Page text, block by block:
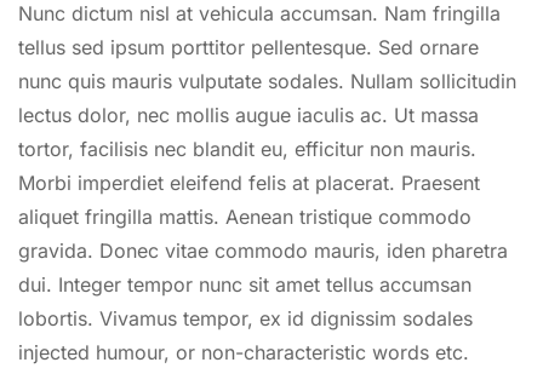
Nunc dictum nisl at vehicula accumsan. Nam fringilla
tellus sed ipsum porttitor pellentesque. Sed ornare
nunc quis mauris vulputate sodales. Nullam sollicitudin
lectus dolor, nec mollis augue iaculis ac. Ut massa
tortor, facilisis nec blandit eu, efficitur non mauris.
Morbi imperdiet eleifend felis at placerat. Praesent
aliquet fringilla mattis. Aenean tristique commodo
gravida. Donec vitae commodo mauris, iden pharetra
dui. Integer tempor nunc sit amet tellus accumsan
lobortis. Vivamus tempor, ex id dignissim sodales
injected humour, or non-characteristic words etc.